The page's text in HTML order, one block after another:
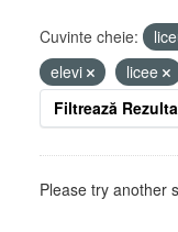
Cuvinte cheie:
elevi
licee
Filtrează
Please try another